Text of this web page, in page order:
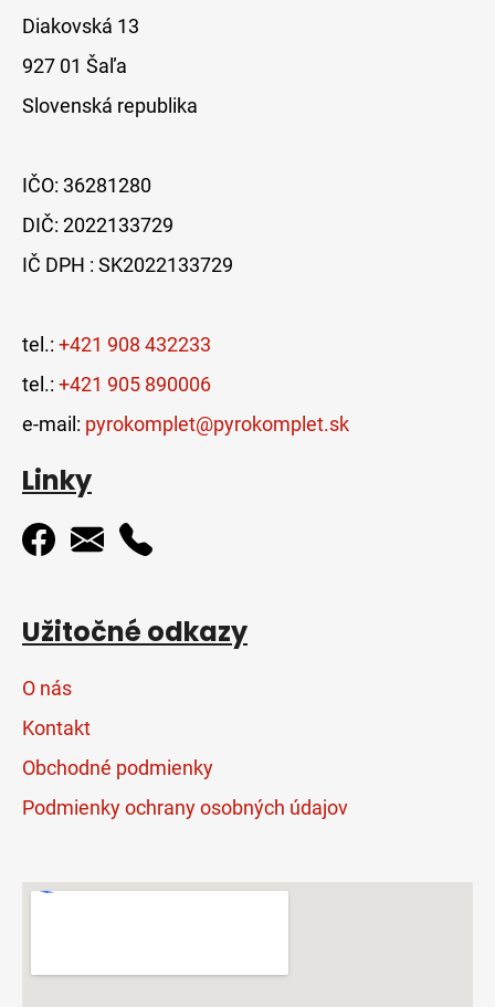
Diakovská 13
927 01 Šaľa
Slovenská republika
IČO: 36281280
DIČ: 2022133729
IČ DPH : SK2022133729
tel.: +421 908 432233
tel.: +421 905 890006
e-mail: pyrokomplet@pyrokomplet.sk
Linky
Užitočné odkazy
O nás
Kontakt
Obchodné podmienky
Podmienky ochrany osobných údajov